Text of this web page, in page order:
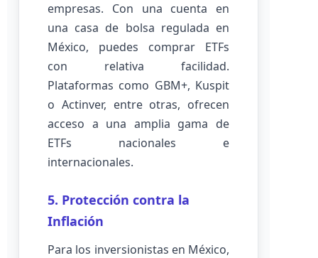
empresas. Con una cuenta en
una casa de bolsa regulada en
México, puedes comprar ETFs
con relativa facilidad.
Plataformas como GBM+, Kuspit
o Actinver, entre otras, ofrecen
acceso a una amplia gama de
ETFs nacionales e
internacionales.
5. Protección contra la
Inflación
Para los inversionistas en México,